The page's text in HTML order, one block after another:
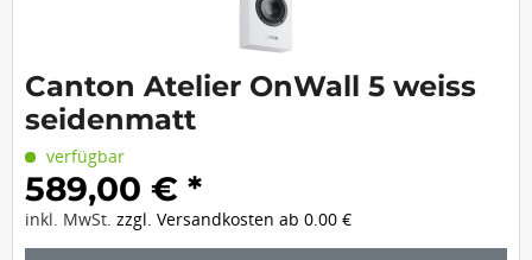
Canton Atelier OnWall 5 weiss
seidenmatt
verfügbar
589,00 € *
inkl. MwSt.zzgl. Versandkosten ab 0.00 €